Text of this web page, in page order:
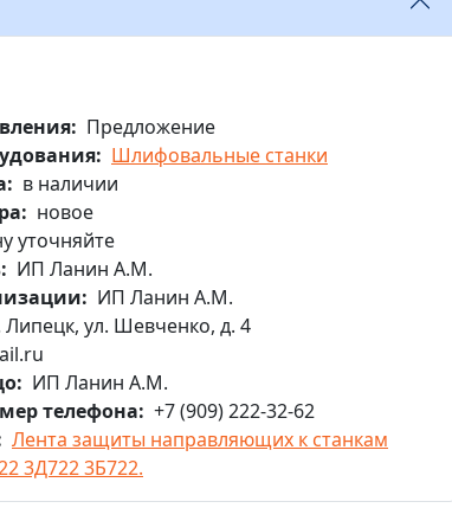
Предложение
Шлифовальные станки
в наличии
новое
уточняйте
ИП Ланин А.М.
ИП Ланин А.М.
Липецк, ул. Шевченко, д. 4
ИП Ланин А.М.
телефона
+7 (909) 222-32-62
Лента защиты направляющих к станкам
3Д722 3Б722.